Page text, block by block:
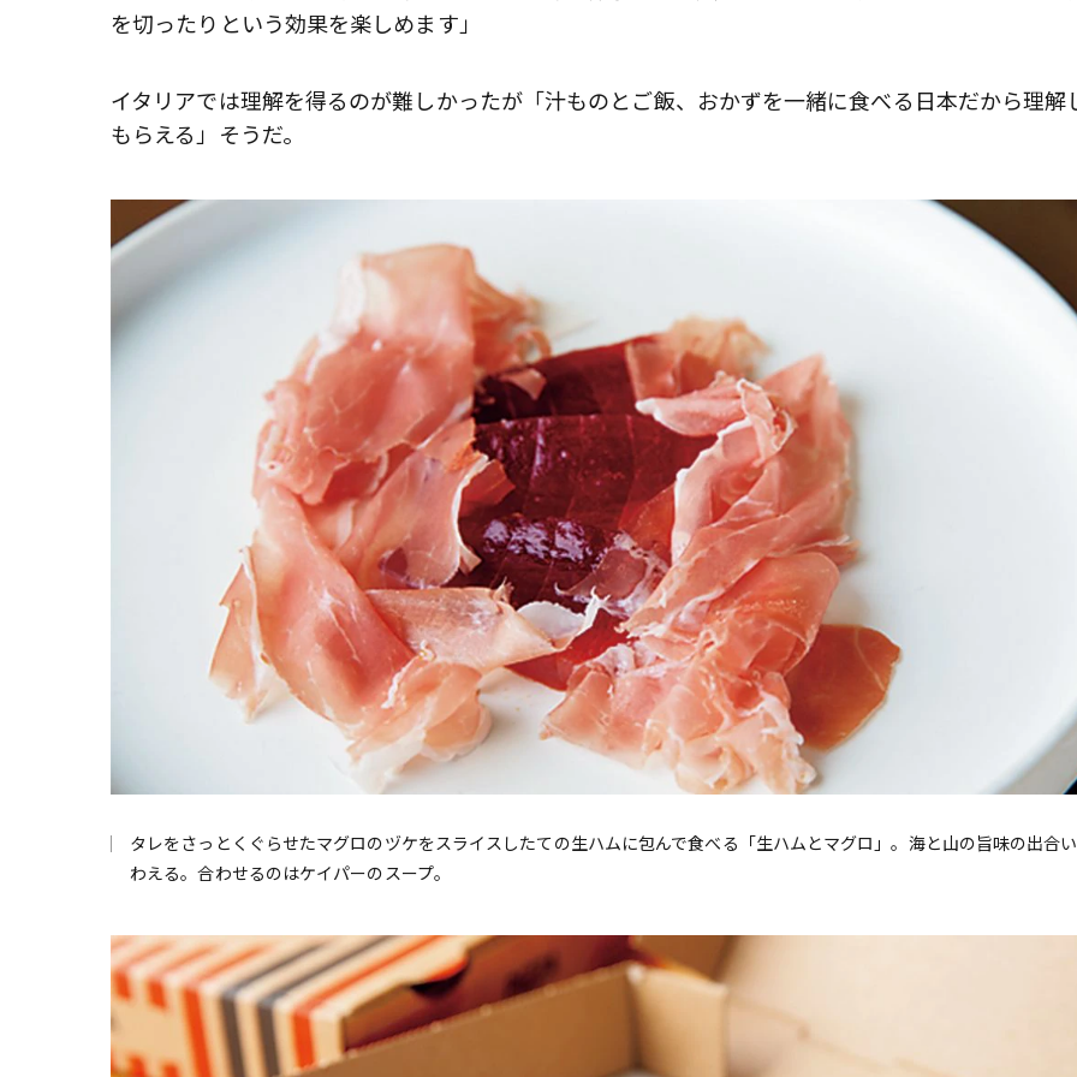
を切ったりという効果を楽しめます」
イタリアでは理解を得るのが難しかったが「汁ものとご飯、おかずを一緒に食べる日本だから理解
もらえる」そうだ。
タレをさっとくぐらせたマグロのヅケをスライスしたての生ハムに包んで食べる「生ハムとマグロ」。海と山の旨味の出合
わえる。合わせるのはケイパーのスープ。